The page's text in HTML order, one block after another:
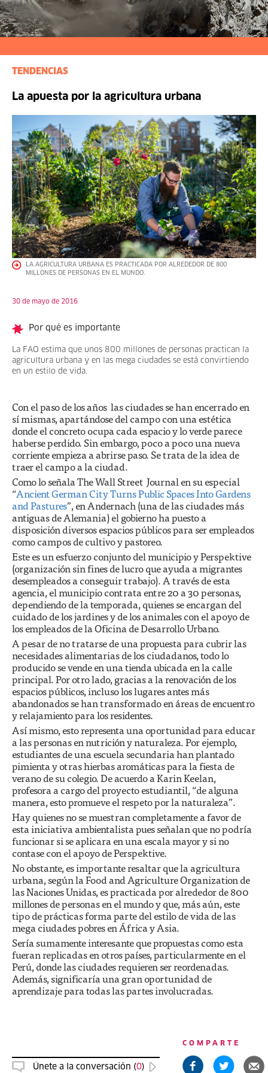
TENDENCIAS
La apuesta por la agricultura urbana
LA AGRICULTURA URBANA ES PRACTICADA POR ALREDEDOR DE 800
MILLONES DE PERSONAS EN EL MUNDO.
30 de mayo de 2016
Por qué es importante
La FAO estima que unos 800 millones de personas practican la
agricultura urbana y en las mega ciudades se está convirtiendo
en un estilo de vida.
Con el paso de los años las ciudades se han encerrado en
sí mismas, apartándose del campo con una estética
donde el concreto ocupa cada espacio y lo verde parece
haberse perdido. Sin embargo, poco a poco una nueva
corriente empieza a abrirse paso. Se trata de la idea de
traer el campo a la ciudad.
Como lo señala The Wall Street Journal en su especial
“Ancient German City Turns Public Spaces Into Gardens
and Pastures”, en Andernach (una de las ciudades más
antiguas de Alemania) el gobierno ha puesto a
disposición diversos espacios públicos para ser empleados
como campos de cultivo y pastoreo.
Este es un esfuerzo conjunto del municipio y Perspektive
(organización sin fines de lucro que ayuda a migrantes
desempleados a conseguir trabajo). A través de esta
agencia, el municipio contrata entre 20 a 30 personas,
dependiendo de la temporada, quienes se encargan del
cuidado de los jardines y de los animales con el apoyo de
los empleados de la Oficina de Desarrollo Urbano.
A pesar de no tratarse de una propuesta para cubrir las
necesidades alimentarias de los ciudadanos, todo lo
producido se vende en una tienda ubicada en la calle
principal. Por otro lado, gracias a la renovación de los
espacios públicos, incluso los lugares antes más
abandonados se han transformado en áreas de encuentro
y relajamiento para los residentes.
Así mismo, esto representa una oportunidad para educar
a las personas en nutrición y naturaleza. Por ejemplo,
estudiantes de una escuela secundaria han plantado
pimienta y otras hierbas aromáticas para la fiesta de
verano de su colegio. De acuerdo a Karin Keelan,
profesora a cargo del proyecto estudiantil, “de alguna
manera, esto promueve el respeto por la naturaleza”.
Hay quienes no se muestran completamente a favor de
esta iniciativa ambientalista pues señalan que no podría
funcionar si se aplicara en una escala mayor y si no
contase con el apoyo de Perspektive.
No obstante, es importante resaltar que la agricultura
urbana, según la Food and Agriculture Organization de
las Naciones Unidas, es practicada por alrededor de 800
millones de personas en el mundo y que, más aún, este
tipo de prácticas forma parte del estilo de vida de las
mega ciudades pobres en África y Asia.
Sería sumamente interesante que propuestas como esta
fueran replicadas en otros países, particularmente en el
Perú, donde las ciudades requieren ser reordenadas.
Además, significaría una gran oportunidad de
aprendizaje para todas las partes involucradas.
Únete a la conversación (0)
COMPARTE